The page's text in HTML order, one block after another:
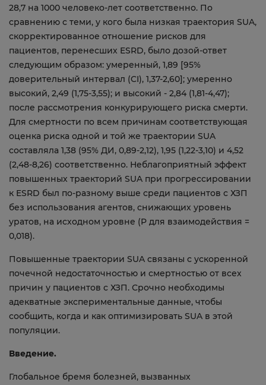
28,7 на 1000 человеко-лет соответственно. По
сравнению с теми, у кого была низкая траектория SUA,
скорректированное отношение рисков для
пациентов, перенесших ESRD, было дозой-ответ
следующим образом: умеренный, 1,89 [95%
доверительный интервал (CI), 1,37-2,60]; умеренно
высокий, 2,49 (1,75-3,55); и высокий - 2,84 (1,81-4,47);
после рассмотрения конкурирующего риска смерти.
Для смертности по всем причинам соответствующая
оценка риска одной и той же траектории SUA
составляла 1,38 (95% ДИ, 0,89-2,12), 1,95 (1,22-3,10) и 4,52
(2,48-8,26) соответственно. Неблагоприятный эффект
повышенных траекторий SUA при прогрессировании
к ESRD был по-разному выше среди пациентов с ХЗП
без использования агентов, снижающих уровень
уратов, на исходном уровне (P для взаимодействия =
0,018).
Повышенные траектории SUA связаны с ускоренной
почечной недостаточностью и смертностью от всех
причин у пациентов с ХЗП. Срочно необходимы
адекватные экспериментальные данные, чтобы
сообщить, когда и как оптимизировать SUA в этой
популяции.
Введение.
Глобальное бремя болезней, вызванных